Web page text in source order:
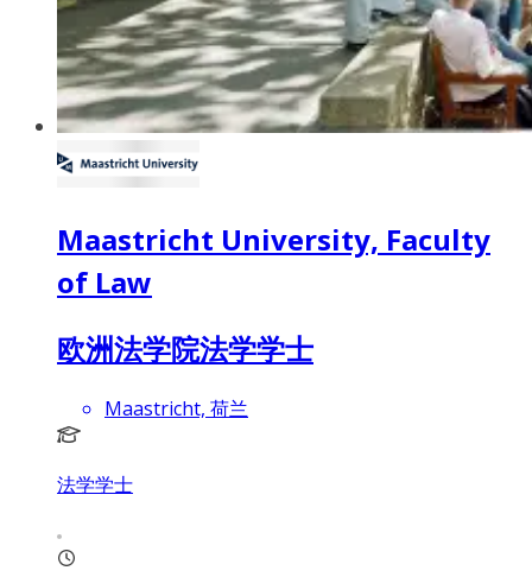
Maastricht University, Faculty
of Law
欧洲法学院法学学士
Maastricht, 荷兰
法学学士